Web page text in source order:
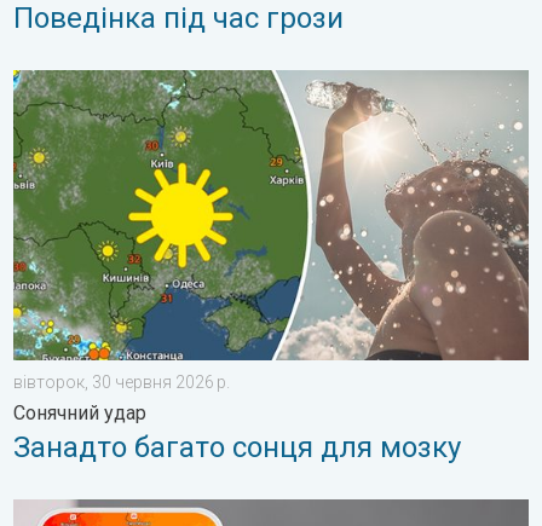
Поведінка під час грози
Занадто багато сонця для мозку. Сонячний удар. . .
вівторок, 30 червня 2026 р.
Сонячний удар
Занадто багато сонця для мозку
10 способів охолодження в спеку. Спека на робочому